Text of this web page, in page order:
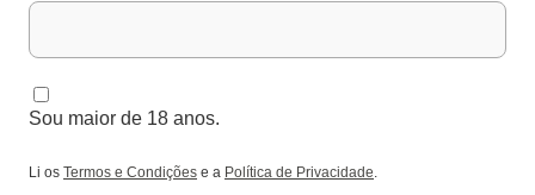
Sou maior de 18 anos.
Li os Termos e Condições e a Política de Privacidade.